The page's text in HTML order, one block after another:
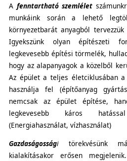
A fenntartható szemlélet
munkáink során a lehető
környezetbarát anyagból
Igyekszünk olyan építészeti
legkevesebb építési törmelék,
hogy az alapanyagok a közelből
Az épület a teljes életciklusában
használja fel (építőanyag
nemcsak az épület építése,
legkevesebb káros
(Energiahasználat, vízhasználat)
Gazdaságossági törekvésünk
kialakításakor erősen